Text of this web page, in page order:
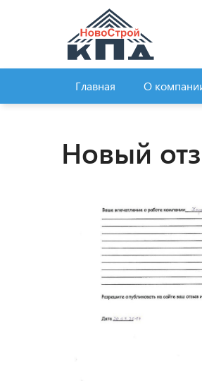
Главная О
Новый